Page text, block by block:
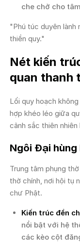
che chở cho
"Phú túc duyên lành
thiền quy."
Nét kiến
quan thanh
Lối quy hoạch
hợp khéo léo giữa
cảnh sắc thiên
Ngôi Đại hùng
Trung tâm phụng
thờ chính, nơi hội tụ
chư Phật.
Kiến trúc đền
nổi bật với hệ
các kèo cột